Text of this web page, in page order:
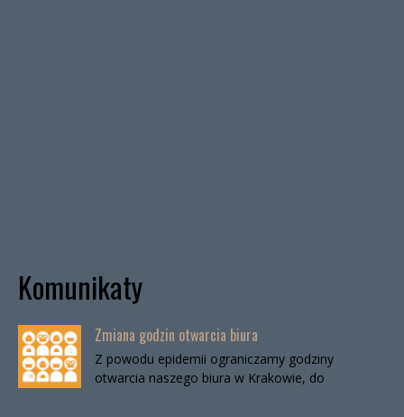
Komunikaty
Zmiana godzin otwarcia biura
Z powodu epidemii ograniczamy godziny
otwarcia naszego biura w Krakowie, do